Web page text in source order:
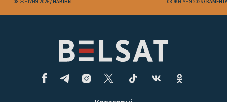
08 ЖНІЎНЯ 2026 НАВІНЫ 08 ЖНІЎНЯ 2026